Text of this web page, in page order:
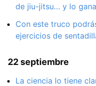
de jiu-jitsu… y lo gana
Con este truco
ejercicios de
22 septiembre
La ciencia lo tiene